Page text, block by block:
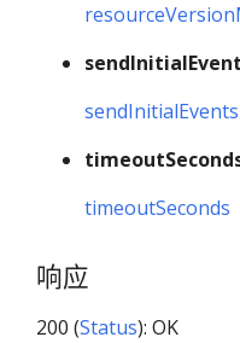
sendInitialEvents
timeoutSeconds
响应
200 (Status): OK